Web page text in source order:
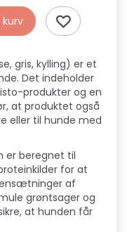
gris, kylling) er et
Det indeholder
produkter og en
at produktet også
eller til hunde med
er beregnet til
for at
af
grøntsager og
at hunden får